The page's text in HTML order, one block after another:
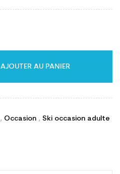
AJOUTER AU PANIER
, Occasion , Ski occasion adulte